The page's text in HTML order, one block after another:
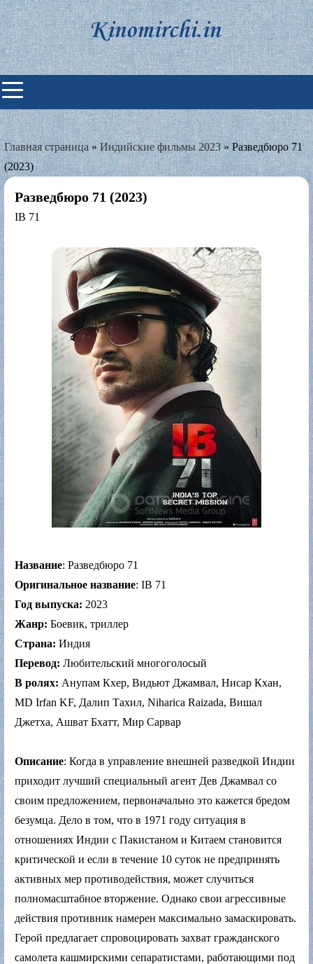
Skip
to
content
Индийские фильмы смотреть
онлайн
Главная страница»Индийские фильмы 2023»Разведбюро 71
(2023)
Разведбюро 71 (2023)
IB 71
Название: Разведбюро 71
Оригинальное название: IB 71
Год выпуска: 2023
Жанр: Боевик, триллер
Страна: Индия
Перевод: Любительский многоголосый
В ролях: Анупам Кхер, Видьют Джамвал, Нисар Кхан,
MD Irfan KF, Далип Тахил, Niharica Raizada, Вишал
Джетха, Ашват Бхатт, Мир Сарвар
Описание: Когда в управление внешней разведкой Индии
приходит лучший специальный агент Дев Джамвал со
своим предложением, первоначально это кажется бредом
безумца. Дело в том, что в 1971 году ситуация в
отношениях Индии с Пакистаном и Китаем становится
критической и если в течение 10 суток не предпринять
активных мер противодействия, может случиться
полномасштабное вторжение. Однако свои агрессивные
действия противник намерен максимально замаскировать.
Герой предлагает спровоцировать захват гражданского
самолета кашмирскими сепаратистами, работающими под